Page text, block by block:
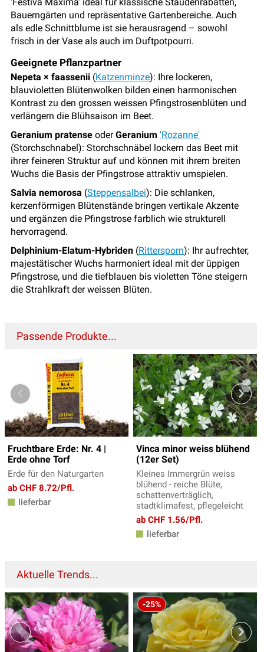
Bauerngärten und repräsentative Gartenbereiche. Auch
als edle Schnittblume ist sie herausragend – sowohl
frisch in der Vase als auch im Duftpotpourri.
Geeignete Pflanzpartner
Nepeta × faassenii (Katzenminze): Ihre lockeren,
blauvioletten Blütenwolken bilden einen harmonischen
Kontrast zu den grossen weissen Pfingstrosenblüten und
verlängern die Blühsaison im Beet.
Geranium pratense oderGeranium 'Rozanne'
(Storchschnabel): Storchschnäbel lockern das Beet mit
ihrer feineren Struktur auf und können mit ihrem breiten
Wuchs die Basis der Pfingstrose attraktiv umspielen.
Salvia nemorosa (Steppensalbei): Die schlanken,
kerzenförmigen Blütenstände bringen vertikale Akzente
und ergänzen die Pfingstrose farblich wie strukturell
hervorragend.
Delphinium-Elatum-Hybriden (Rittersporn): Ihr aufrechter,
majestätischer Wuchs harmoniert ideal mit der üppigen
Pfingstrose, und die tiefblauen bis violetten Töne steigern
die Strahlkraft der weissen Blüten.
Passende Produkte...
Fruchtbare Erde: Nr. 4 |
Erde ohne Torf
Erde für den Naturgarten
ab CHF 8.72/Pfl.
lieferbar
Vinca minor weiss blühend
(12er Set)
Kleines Immergrün weiss
blühend - reiche Blüte,
schattenverträglich,
stadtklimafest, pflegeleicht
ab CHF 1.56/Pfl.
lieferbar
Aktuelle Trends...
-25%